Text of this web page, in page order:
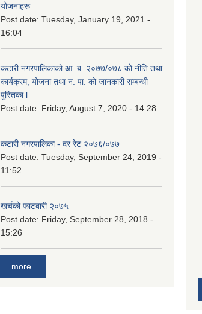
योजनाहरू
Post date: Tuesday, January 19, 2021 -
16:04
कटारी नगरपालिकाको आ. ब. २०७७/०७८ को नीति तथा
कार्यक्रम, योजना तथा न. पा. को जानकारी सम्बन्धी
पुस्तिका l
Post date: Friday, August 7, 2020 - 14:28
कटारी नगरपालिका - दर रेट २०७६/०७७
Post date: Tuesday, September 24, 2019 -
11:52
खर्चको फाटबारी २०७५
Post date: Friday, September 28, 2018 -
15:26
more